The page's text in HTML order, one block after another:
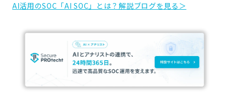
AI活用のSOC「AI SOC」とは？解説ブログを見る＞